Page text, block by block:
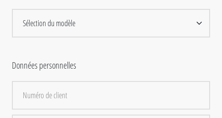
Données personnelles